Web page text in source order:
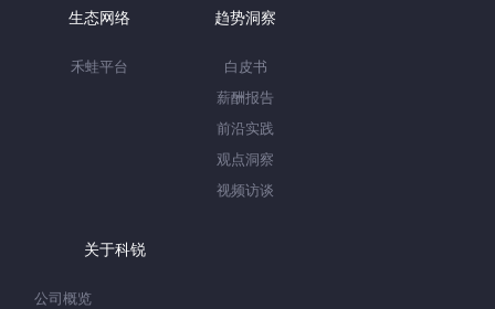
生态网络
禾蛙平台
趋势洞察
白皮书
薪酬报告
前沿实践
观点洞察
视频访谈
关于科锐
公司概览